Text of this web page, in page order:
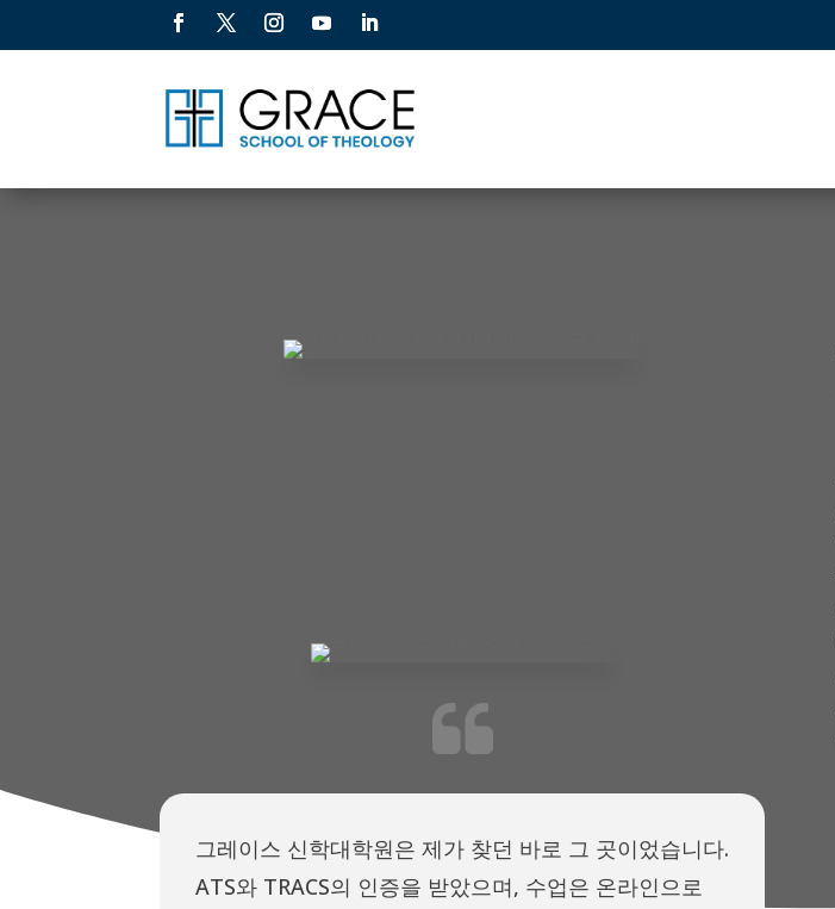
그레이스 신학대학원은 제가 찾던 바로 그 곳이었습니다.
ATS와 TRACS의 인증을 받았으며, 수업은 온라인으로